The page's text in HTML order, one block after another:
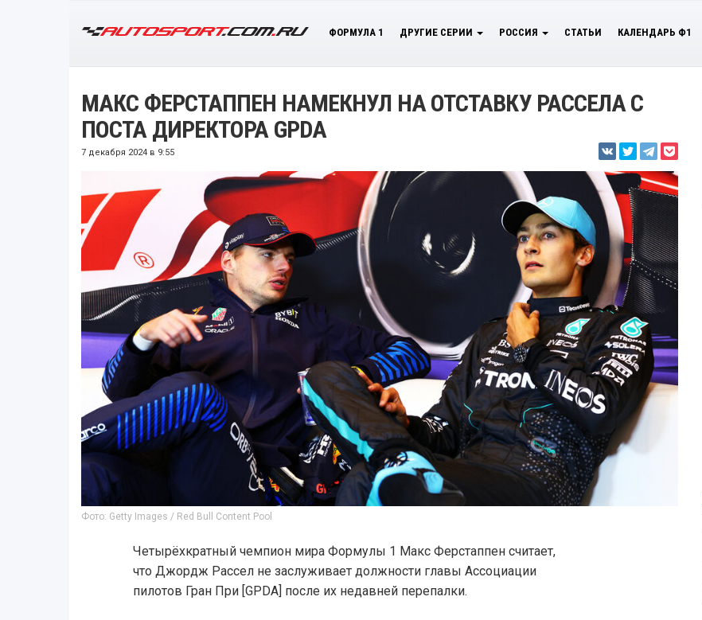
ФОРМУЛА 1 ДРУГИЕ СЕРИИ РОССИЯ СТАТЬИ КАЛЕНДАРЬ Ф1
МАКС ФЕРСТАППЕН НАМЕКНУЛ НА ОТСТАВКУ РАССЕЛА С
ПОСТА ДИРЕКТОРА GPDA
7 декабря 2024 в 9:55
Фото: Getty Images / Red Bull Content Pool
Четырёхкратный чемпион мира Формулы 1 Макс Ферстаппен считает,
что Джордж Рассел не заслуживает должности главы Ассоциации
пилотов Гран При [GPDA] после их недавней перепалки.